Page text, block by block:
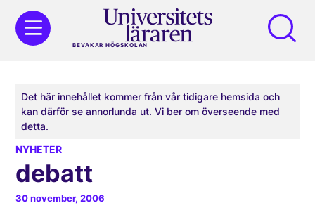
BEVAKAR HÖGSKOLAN
Det här innehållet kommer från vår tidigare hemsida och
kan därför se annorlunda ut. Vi ber om överseende med
detta.
NYHETER
debatt
30 november, 2006